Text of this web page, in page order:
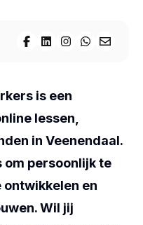
Deel op Facebook
Deel op LinkedIn
Deel opDeel op
Deel
is een
lessen,
in Veenendaal.
om persoonlijk te
en
Wil jij